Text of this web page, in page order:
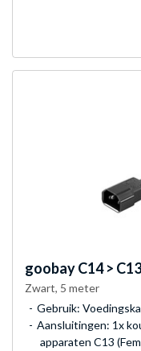
goobayC14 >
Zwart, 5 meter
Gebruik:
Aansluitingen: 1x
apparaten C13